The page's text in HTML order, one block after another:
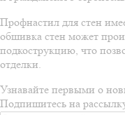
Профнастил для стен
обшивка стен может
подкострукцию, что
отделки.
Узнавайте первыми о
Подпишитесь на